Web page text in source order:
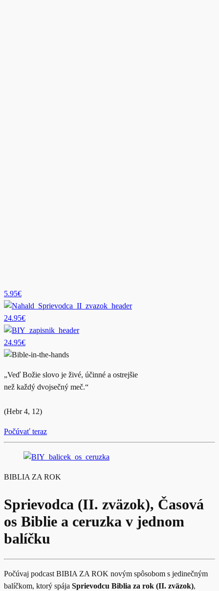
5.95€
24.95€
24.95€
„Veď Božie slovo je živé, účinné a ostrejšie
než každý dvojsečný meč.“
(Hebr 4, 12)
Počúvať teraz
BIBLIA ZA ROK
Sprievodca (II. zväzok), Časová
os Biblie a ceruzka v jednom
balíčku
Počúvaj podcast BIBIA ZA ROK novým spôsobom s jedinečným
balíčkom, ktorý spája Sprievodcu Biblia za rok (II. zväzok),